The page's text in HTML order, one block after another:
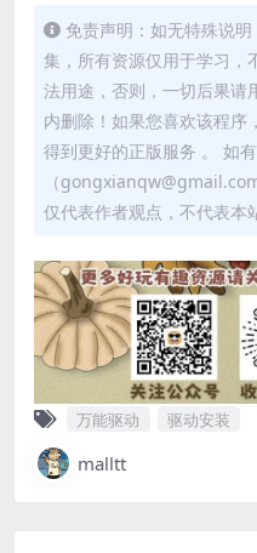
免责声明：如无特殊说
集，所有资源仅用于学习，
法用途，否则，一切后果请
内删除！如果您喜欢该程序
得到更好的正版服务 。 如
（
仅代表作者观点，不代表本
万能驱动 驱动安装
malltt